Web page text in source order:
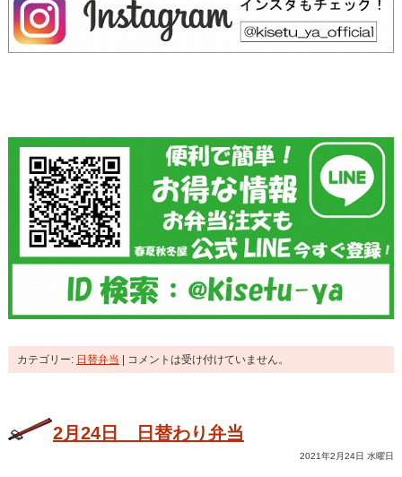
カテゴリー: 日替弁当 | コメントは受け付けていません。
2月24日 日替わり弁当
2021年2月24日 水曜日